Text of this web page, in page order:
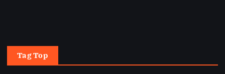
Tag Top